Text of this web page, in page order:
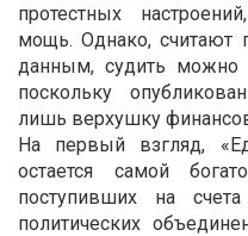
протестных
мощь. Однако, считают
данным, судить можно
поскольку
лишь верхушку
На первый взгляд,
остается самой
поступивших на
политических